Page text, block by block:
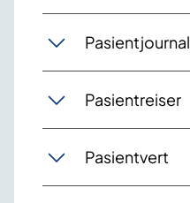
Pasientjournal
Pasientreiser
Pasientvert